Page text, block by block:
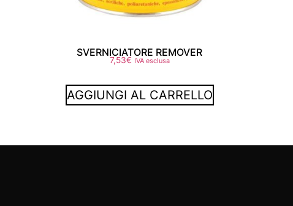
SVERNICIATORE REMOVER
7,53€ IVA esclusa
AGGIUNGI AL CARRELLO